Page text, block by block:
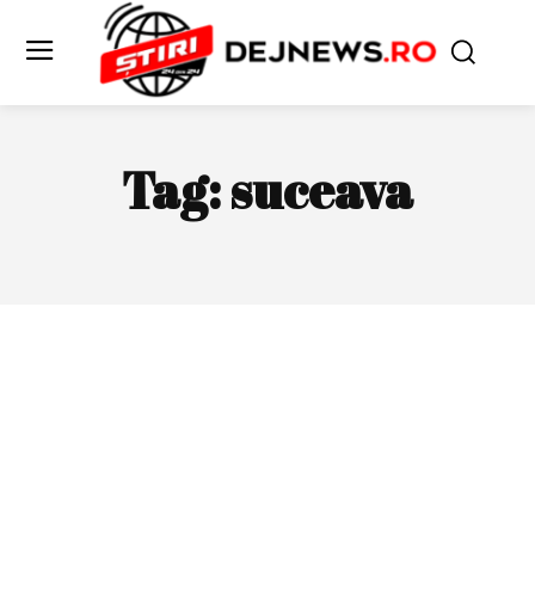
Tag:suceava